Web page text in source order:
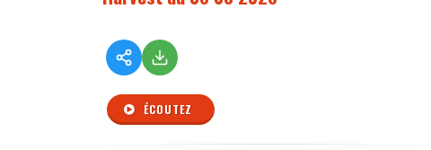
ÉCOUTEZ